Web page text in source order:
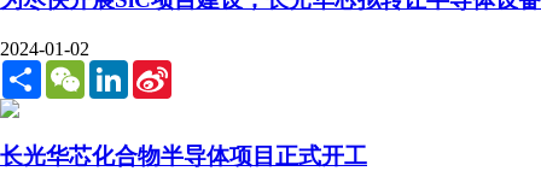
2024-01-02
Share WeChatLinkedIn
长光华芯化合物半导体项目正式开工